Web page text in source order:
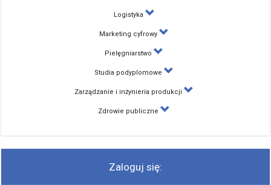
Logistyka
Marketing cyfrowy
Pielęgniarstwo
Studia podyplomowe
Zarządzanie i inżynieria produkcji
Zdrowie publiczne
Zaloguj się: